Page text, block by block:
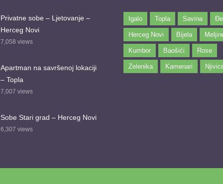
Privatne sobe – Ljetovanje –
Herceg Novi
7,058 views
Apartman na savršenoj lokaciji
– Topla
7,007 views
Sobe Stari grad – Herceg Novi
6,307 views
Igalo Topla Savina
Herceg Novi Bijela
Kumbor Baošići Rose
Zelenika Kamenari